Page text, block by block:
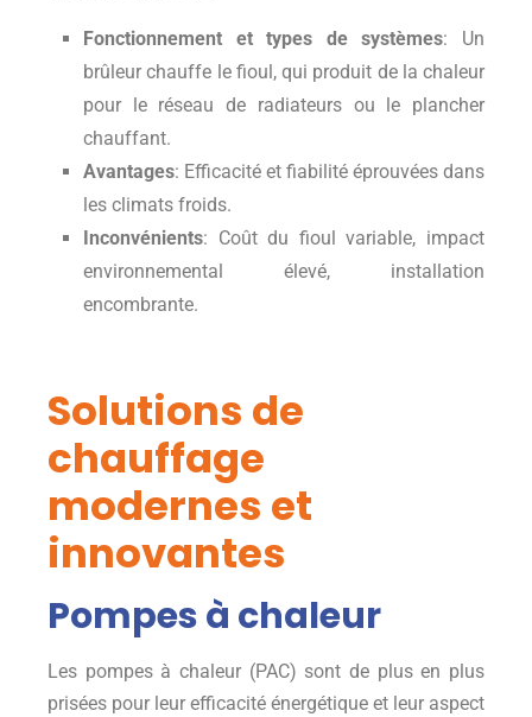
Fonctionnement et types de systèmes: Un
brûleur chauffe le fioul, qui produit de la chaleur
pour le réseau de radiateurs ou le plancher
chauffant.
Avantages: Efficacité et fiabilité éprouvées dans
les climats froids.
Inconvénients: Coût du fioul variable, impact
environnemental élevé, installation
encombrante.
Solutions de
chauffage
modernes et
innovantes
Pompes à chaleur
Les pompes à chaleur (PAC) sont de plus en plus
prisées pour leur efficacité énergétique et leur aspect